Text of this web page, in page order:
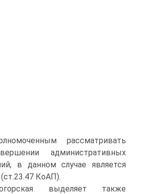
рассматривать
административных
в данном случае является
КоАП).
выделяет также